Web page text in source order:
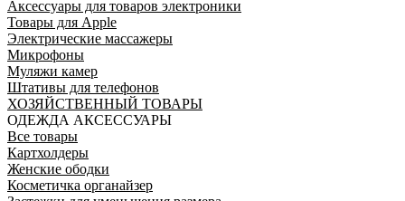
Аксессуары для товаров электроники
Товары для Apple
Электрические массажеры
Микрофоны
Муляжи камер
Штативы для телефонов
ХОЗЯЙСТВЕННЫЙ ТОВАРЫ
ОДЕЖДА АКСЕССУАРЫ
Все товары
Картхолдеры
Женские ободки
Косметичка органайзер